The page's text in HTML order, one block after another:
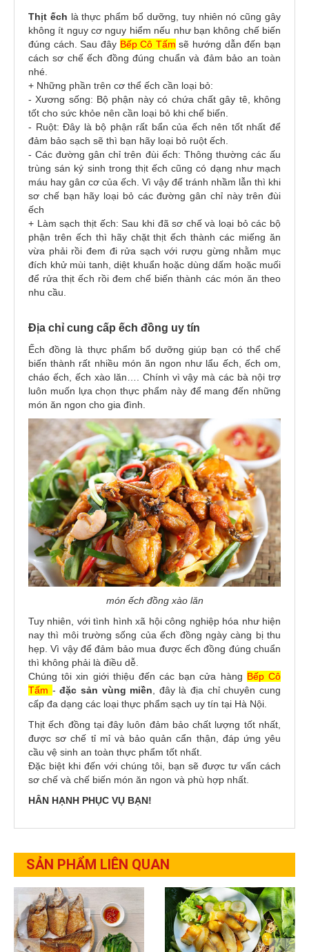
Thịt ếch là thực phẩm bổ dưỡng, tuy nhiên nó cũng gây
không ít nguy cơ nguy hiểm nếu như bạn không chế biến
đúng cách. Sau đây Bếp Cô Tấm sẽ hướng dẫn đến bạn
cách sơ chế ếch đồng đúng chuẩn và đảm bảo an toàn
nhé.
+ Những phần trên cơ thể ếch cần loại bỏ:
- Xương sống: Bộ phận này có chứa chất gây tê, không
tốt cho sức khỏe nên cần loại bỏ khi chế biến.
- Ruột: Đây là bộ phận rất bẩn của ếch nên tốt nhất để
đảm bảo sạch sẽ thì bạn hãy loại bỏ ruột ếch.
- Các đường gân chỉ trên đùi ếch: Thông thường các ấu
trùng sán ký sinh trong thịt ếch cũng có dạng như mạch
máu hay gân cơ của ếch. Vì vậy để tránh nhầm lẫn thì khi
sơ chế bạn hãy loại bỏ các đường gân chỉ này trên đùi
ếch
+ Làm sạch thịt ếch: Sau khi đã sơ chế và loại bỏ các bộ
phận trên ếch thì hãy chặt thịt ếch thành các miếng ăn
vừa phải rồi đem đi rửa sạch với rượu gừng nhằm mục
đích khử mùi tanh, diệt khuẩn hoặc dùng dấm hoặc muối
để rửa thịt ếch rồi đem chế biến thành các món ăn theo
nhu cầu.
Địa chỉ cung cấp ếch đồng uy tín
Ếch đồng là thực phẩm bổ dưỡng giúp bạn có thể chế
biến thành rất nhiều món ăn ngon như lẩu ếch, ếch om,
cháo ếch, ếch xào lăn…. Chính vì vậy mà các bà nội trợ
luôn muốn lựa chọn thực phẩm này để mang đến những
món ăn ngon cho gia đình.
món ếch đồng xào lăn
Tuy nhiên, với tình hình xã hội công nghiệp hóa như hiện
nay thì môi trường sống của ếch đồng ngày càng bị thu
hẹp. Vì vậy để đảm bảo mua được ếch đồng đúng chuẩn
thì không phải là điều dễ.
Chúng tôi xin giới thiệu đến các bạn cửa hàng Bếp Cô
Tấm -đặc sản vùng miền , đây là địa chỉ chuyên cung
cấp đa dạng các loại thực phẩm sạch uy tín tại Hà Nội.
Thịt ếch đồng tại đây luôn đảm bảo chất lượng tốt nhất,
được sơ chế tỉ mỉ và bảo quản cẩn thận, đáp ứng yêu
cầu vệ sinh an toàn thực phẩm tốt nhất.
Đặc biệt khi đến với chúng tôi, bạn sẽ được tư vấn cách
sơ chế và chế biến món ăn ngon và phù hợp nhất.
HÂN HẠNH PHỤC VỤ BẠN!
SẢN PHẨM LIÊN QUAN